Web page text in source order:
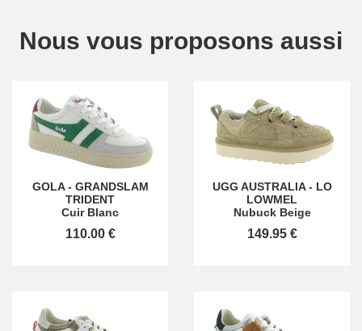
Nous vous proposons aussi
GOLA- GRANDSLAM
TRIDENT
Cuir Blanc
110.00 €
UGG AUSTRALIA- LO
LOWMEL
Nubuck Beige
149.95 €